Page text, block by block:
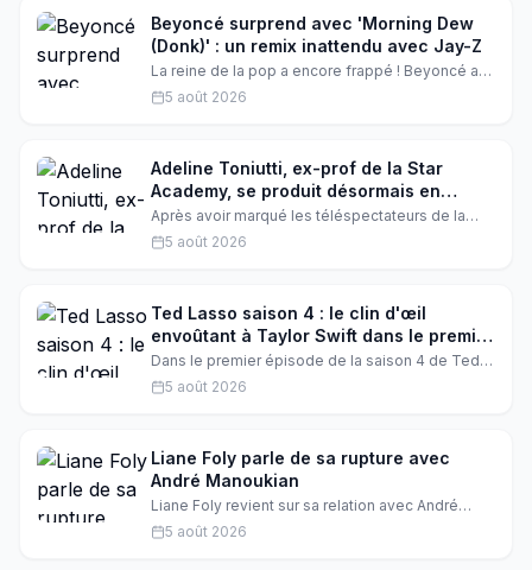
passe-t-il vraiment ?
Beyoncé surprend avec 'Morning Dew
(Donk)' : un remix inattendu avec Jay-Z
La reine de la pop a encore frappé ! Beyoncé a
dévoilé un pack de remixes surprise de son titre
'Morning Dew (Donk)', avec la participation de
5 août 2026
Adeline Toniutti, ex-prof de la Star
Academy, se produit désormais en
camping : l'incroyable reconversion
Après avoir marqué les téléspectateurs de la
Star Academy, Adeline Toniutti surprend en
choisissant un cadre bien différent de la scène
camping en Bretagne, une reconversion qui
émeut ses fans.
5 août 2026
Ted Lasso saison 4 : le clin d'œil
envoûtant à Taylor Swift dans le premier
épisode
Dans le premier épisode de la saison 4 de Ted
Lasso, Rebecca Welton brille de mille feux,
littéralement. Hannah Waddingham rend un
mêle football, amitié et pop culture.
5 août 2026
Liane Foly parle de sa rupture avec
André Manoukian
Liane Foly revient sur sa relation avec André
Manoukian. Elle évoque les conséquences de
leur rupture et les sentiments qui la traversent
5 août 2026